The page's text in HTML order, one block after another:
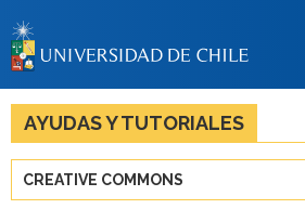
BIBLIOTECAS
LA UNIVERSIDAD
Estudiantes
AYUDAS Y TUTORIALES
CREATIVE COMMONS